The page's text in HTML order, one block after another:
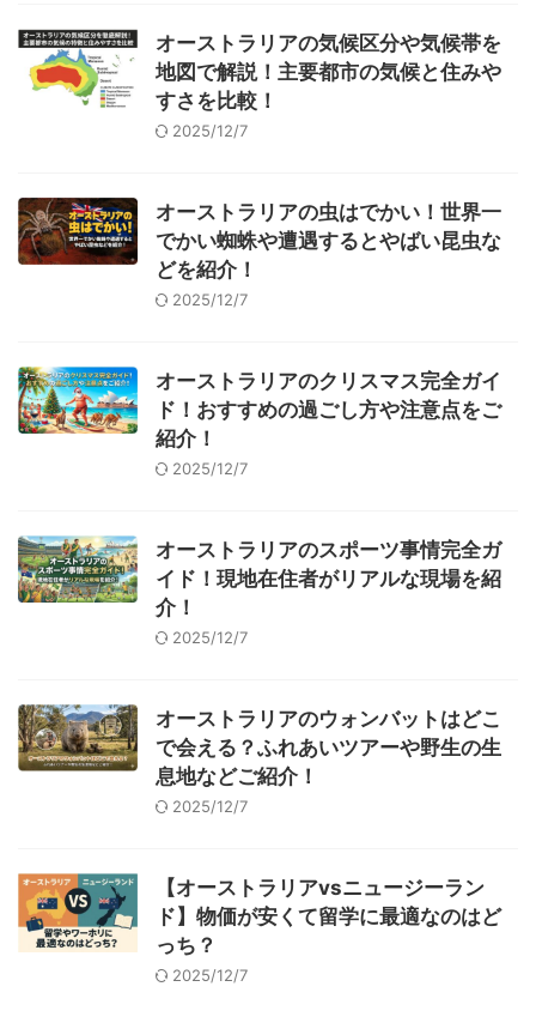
オーストラリアの気候区分や気候帯を
地図で解説！主要都市の気候と住みや
すさを比較！
2025/12/7
オーストラリアの虫はでかい！世界一
でかい蜘蛛や遭遇するとやばい昆虫な
どを紹介！
2025/12/7
オーストラリアのクリスマス完全ガイ
ド！おすすめの過ごし方や注意点をご
紹介！
2025/12/7
オーストラリアのスポーツ事情完全ガ
イド！現地在住者がリアルな現場を紹
介！
2025/12/7
オーストラリアのウォンバットはどこ
で会える？ふれあいツアーや野生の生
息地などご紹介！
2025/12/7
【オーストラリアvsニュージーラン
ド】物価が安くて留学に最適なのはど
っち？
2025/12/7